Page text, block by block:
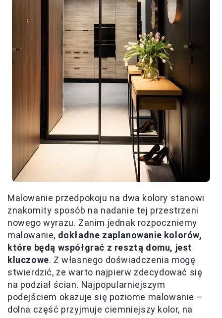
Malowanie przedpokoju na dwa kolory stanowi
znakomity sposób na nadanie tej przestrzeni
nowego wyrazu. Zanim jednak rozpoczniemy
malowanie, dokładne zaplanowanie kolorów,
które będą współgrać z resztą domu, jest
kluczowe. Z własnego doświadczenia mogę
stwierdzić, że warto najpierw zdecydować się
na podział ścian. Najpopularniejszym
podejściem okazuje się poziome malowanie –
dolna część przyjmuje ciemniejszy kolor, na